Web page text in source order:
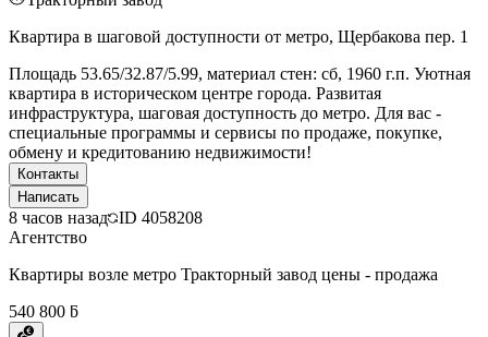
Квартира в шаговой доступности от метро, Щербакова пер. 1
Площадь 53.65/32.87/5.99, материал стен: сб, 1960 г.п. Уютная
квартира в историческом центре города. Развитая
инфраструктура, шаговая доступность до метро. Для вас -
специальные программы и сервисы по продаже, покупке,
обмену и кредитованию недвижимости!
Контакты
Написать
8 часов назад ID 4058208
Агентство
Квартиры возле метро Тракторный завод цены - продажа
540 800 ƃ